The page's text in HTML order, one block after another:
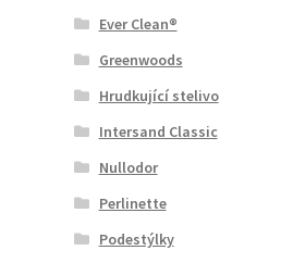
Ever Clean®
Greenwoods
Hrudkující stelivo
Intersand Classic
Nullodor
Perlinette
Podestýlky